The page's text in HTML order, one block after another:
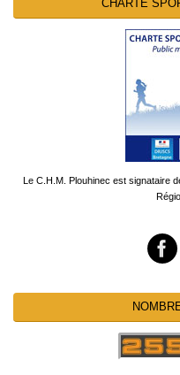
CHARTE
Le C.H.M. Plouhinec est signataire